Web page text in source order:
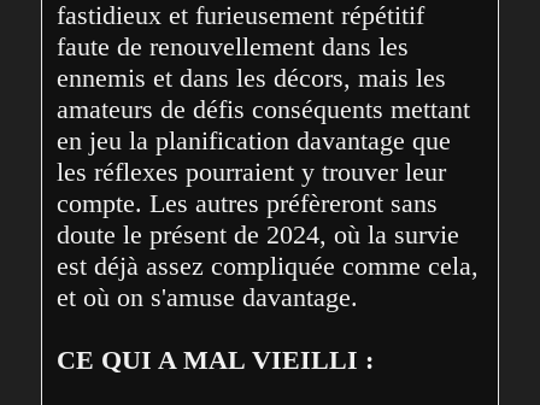
fastidieux et furieusement répétitif
faute de renouvellement dans les
ennemis et dans les décors, mais les
amateurs de défis conséquents mettant
en jeu la planification davantage que
les réflexes pourraient y trouver leur
compte. Les autres préfèreront sans
doute le présent de 2024, où la survie
est déjà assez compliquée comme cela,
et où on s'amuse davantage.
CE QUI A MAL VIEILLI :